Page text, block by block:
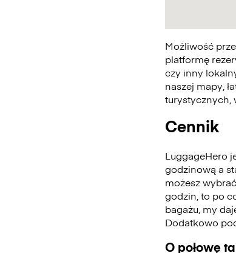
Możliwość
platformę
czy inny
naszej mapy,
turystycznych,
Cennik
LuggageHero
godzinową a
możesz
godzin, to po
bagażu, my
Dodatkowo
O połowę